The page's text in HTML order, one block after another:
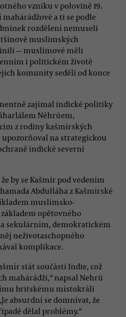
vzniku v polovině 19.
a ti se podle
rozdělení nemuseli
muslimských
— muslimové měli
i politickém životě
komunity seděli od konce
zajímal indické politiky
Néhrúem,
z rodiny kašmírských
na strategickou
indické severní
by se Kašmír pod vedením
Abdulláha z Kašmírské
muslimsko-
opětovného
sekulárním, demokratickém
neživotaschopného
komplikace.
stát součástí Indie, což
mahárádži,“ napsal Nehrú
britskému místokráli
absurdní se domnívat, že
dělal problémy.“